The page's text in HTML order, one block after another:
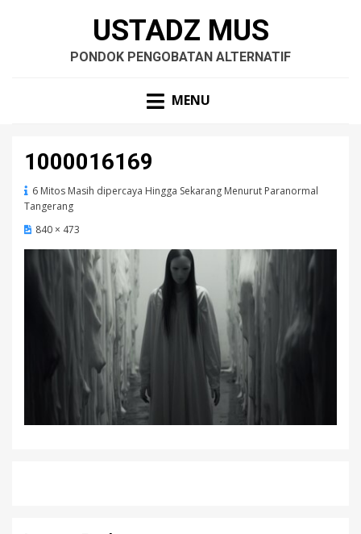
USTADZ MUS
PONDOK PENGOBATAN ALTERNATIF
MENU
1000016169
6 Mitos Masih dipercaya Hingga Sekarang Menurut Paranormal
Tangerang
840 × 473